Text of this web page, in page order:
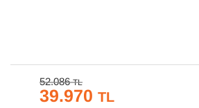
52.086TL
39.970 TL